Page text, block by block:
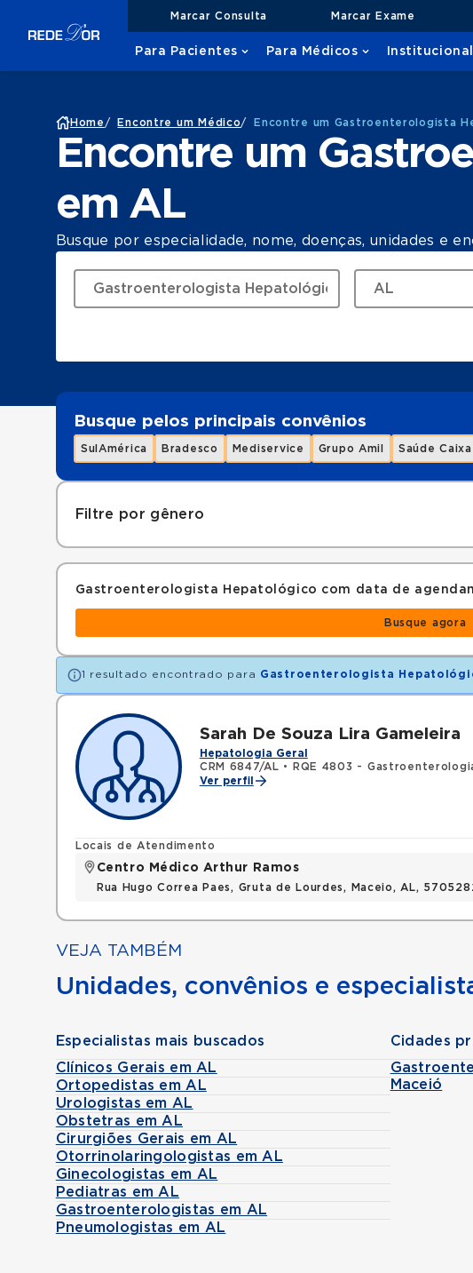
Marcar Consulta Marcar Exame
Para Pacientes Para Médicos Institucional
Home / Encontre um Médico/ Encontre um Gastroenterologista
Encontre um
em AL
Busque por especialidade, nome, doenças, unidades e
Busque pelos principais convênios
SulAmérica Bradesco Mediservice Grupo Amil Saúde Caixa
Filtre por gênero
Gastroenterologista Hepatológico com data de
Busque agora
1 resultado encontrado para Gastroenterologista
Sarah De Souza Lira Gameleira
Hepatologia Geral
CRM 6847/AL • RQE 4803 -
Ver perfil
Locais de Atendimento
Centro Médico Arthur Ramos
Rua Hugo Correa Paes, Gruta de Lourdes, Maceio, AL,
VEJA TAMBÉM
Unidades, convênios e
Especialistas mais buscados
Clínicos Gerais em AL
Ortopedistas em AL
Urologistas em AL
Obstetras em AL
Cirurgiões Gerais em AL
Otorrinolaringologistas em AL
Ginecologistas em AL
Pediatras em AL
Gastroenterologistas em AL
Pneumologistas em AL
Cidades
Maceió